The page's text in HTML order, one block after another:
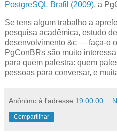
PostgreSQL Braſil (2009), a
Se tens algum trabalho a
pesquisa acadêmica, estudo
desenvolvimento &c — faça-o
PgConBRs são muito
para quem palestra: quem
pessoas para conversar, e
Anônimo à l'adresse 19:00:00
Compartilhar